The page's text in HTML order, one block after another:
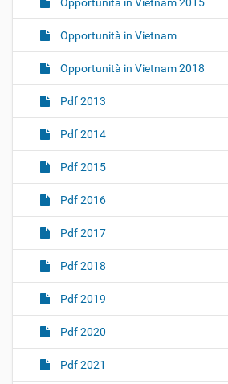
Opportunità in Vietnam
Opportunità in Vietnam 2018
Pdf 2013
Pdf 2014
Pdf 2015
Pdf 2016
Pdf 2017
Pdf 2018
Pdf 2019
Pdf 2020
Pdf 2021